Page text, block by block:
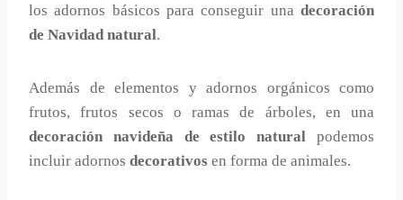
los adornos básicos para conseguir una decoración
de Navidad natural.
Además de elementos y adornos orgánicos como
frutos, frutos secos o ramas de árboles, en una
decoración navideña de estilo natural podemos
incluir adornos decorativos en forma de animales.